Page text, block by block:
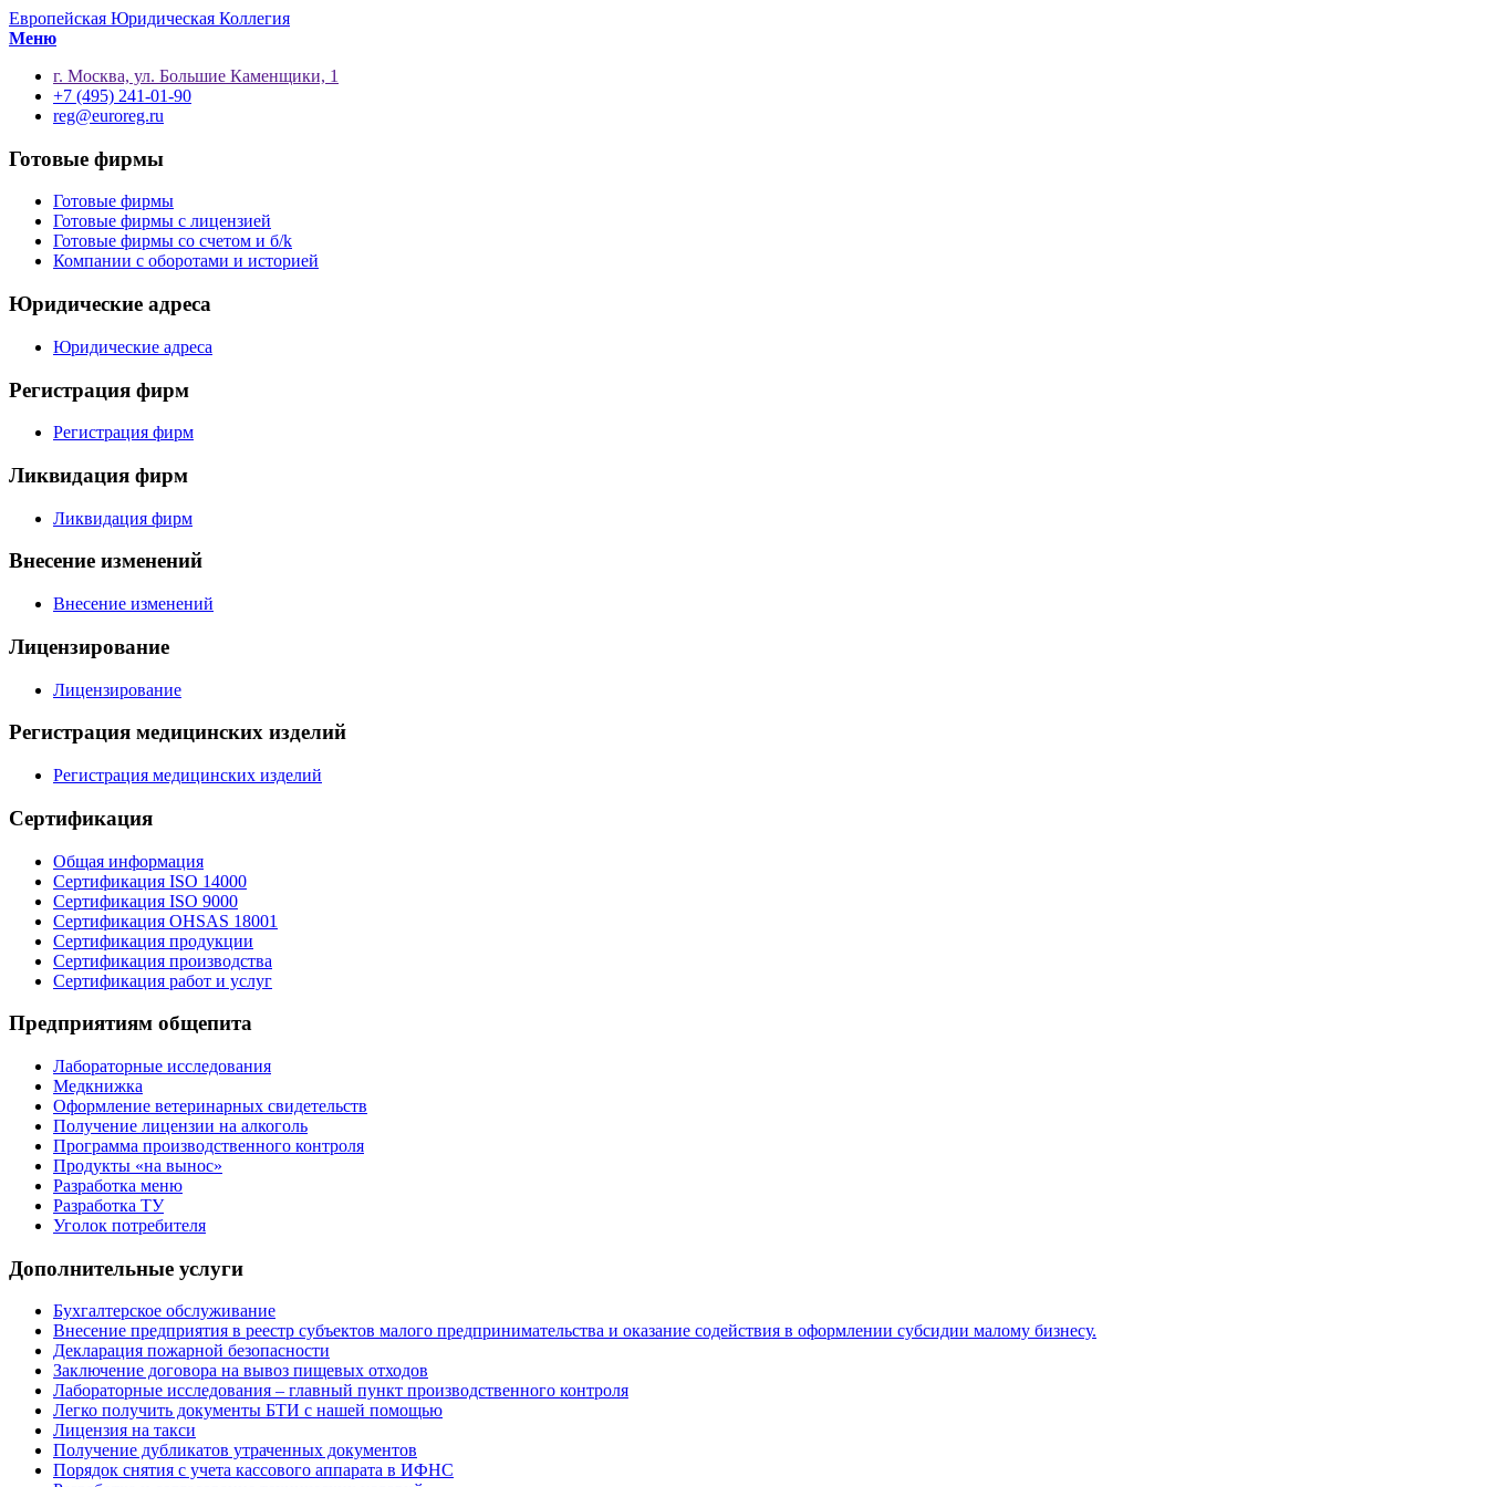
Европейская Юридическая Коллегия
Меню
г. Москва, ул. Большие Каменщики, 1
+7 (495) 241-01-90
reg@euroreg.ru
Готовые фирмы
Готовые фирмы
Готовые фирмы с лицензией
Готовые фирмы со счетом и б/k
Компании с оборотами и историей
Юридические адреса
Юридические адреса
Регистрация фирм
Регистрация фирм
Ликвидация фирм
Ликвидация фирм
Внесение изменений
Внесение изменений
Лицензирование
Лицензирование
Регистрация медицинских изделий
Регистрация медицинских изделий
Сертификация
Общая информация
Сертификация ISO 14000
Сертификация ISO 9000
Сертификация OHSAS 18001
Сертификация продукции
Сертификация производства
Сертификация работ и услуг
Предприятиям общепита
Лабораторные исследования
Медкнижка
Оформление ветеринарных свидетельств
Получение лицензии на алкоголь
Программа производственного контроля
Продукты «на вынос»
Разработка меню
Разработка ТУ
Уголок потребителя
Дополнительные услуги
Бухгалтерское обслуживание
Внесение предприятия в реестр субъектов малого предпринимательства и оказание содействия в оформлении субсидии малому бизнесу.
Декларация пожарной безопасности
Заключение договора на вывоз пищевых отходов
Лабораторные исследования – главный пункт производственного контроля
Легко получить документы БТИ с нашей помощью
Лицензия на такси
Получение дубликатов утраченных документов
Порядок снятия с учета кассового аппарата в ИФНС